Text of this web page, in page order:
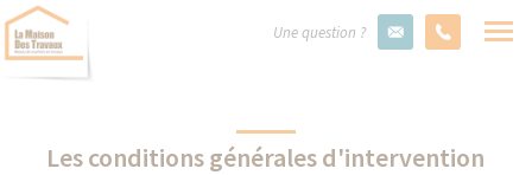
Une question ?
Les conditions générales d'intervention